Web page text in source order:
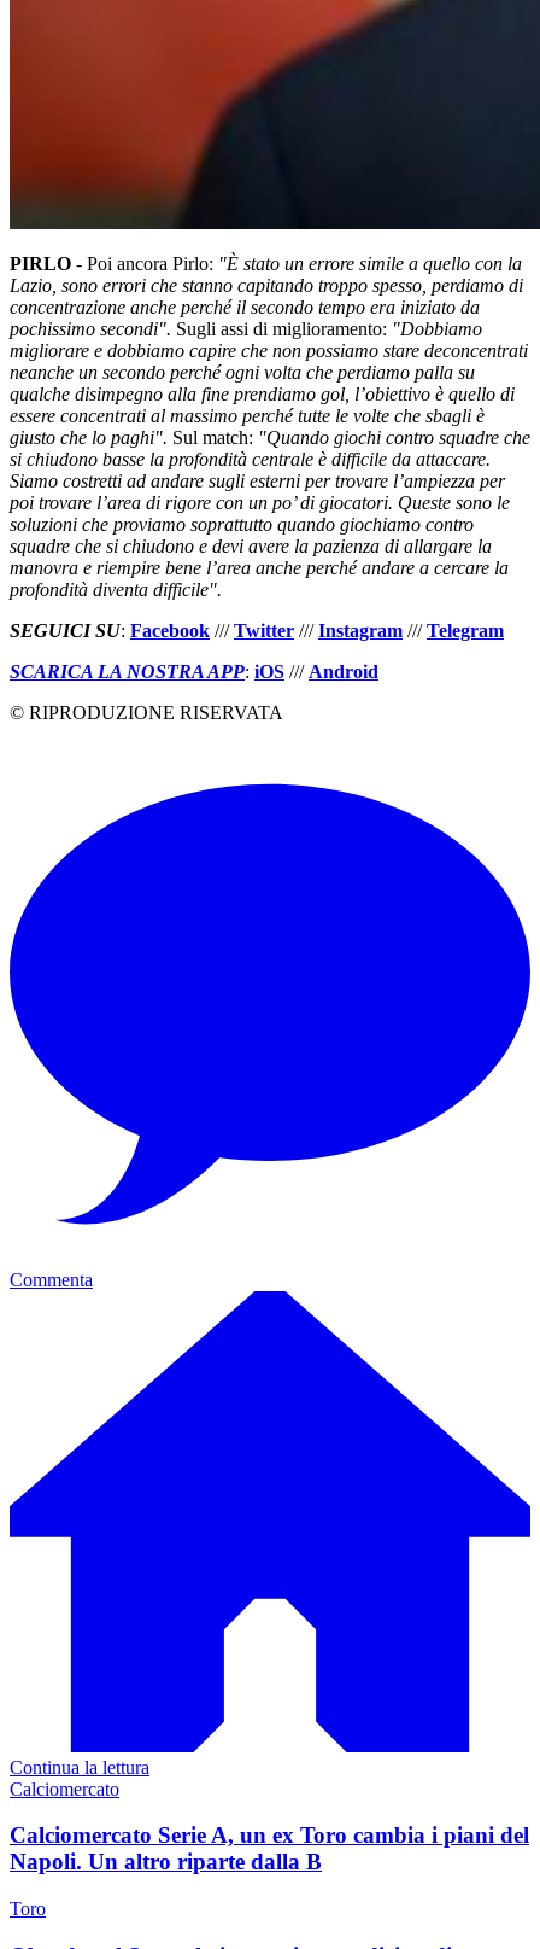
PIRLO - Poi ancora Pirlo: "È stato un errore simile a quello con la
Lazio, sono errori che stanno capitando troppo spesso, perdiamo di
concentrazione anche perché il secondo tempo era iniziato da
pochissimo secondi". Sugli assi di miglioramento: "Dobbiamo
migliorare e dobbiamo capire che non possiamo stare deconcentrati
neanche un secondo perché ogni volta che perdiamo palla su
qualche disimpegno alla fine prendiamo gol, l’obiettivo è quello di
essere concentrati al massimo perché tutte le volte che sbagli è
giusto che lo paghi". Sul match: "Quando giochi contro squadre che
si chiudono basse la profondità centrale è difficile da attaccare.
Siamo costretti ad andare sugli esterni per trovare l’ampiezza per
poi trovare l’area di rigore con un po’ di giocatori. Queste sono le
soluzioni che proviamo soprattutto quando giochiamo contro
squadre che si chiudono e devi avere la pazienza di allargare la
manovra e riempire bene l’area anche perché andare a cercare la
profondità diventa difficile".
SEGUICI SU: Facebook ///Twitter ///Instagram ///Telegram
SCARICA LA NOSTRA APP: iOS /// Android
© RIPRODUZIONE RISERVATA
Commenta
Continua la lettura
Calciomercato
Calciomercato Serie A, un ex Toro cambia i piani del
Napoli. Un altro riparte dalla B
Toro